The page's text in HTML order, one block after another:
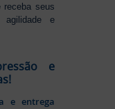
receba seus
agilidade e
e
e entrega